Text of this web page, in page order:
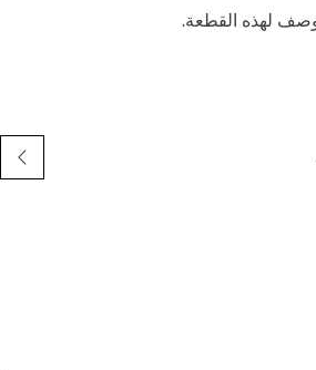
لهذه القطعة.